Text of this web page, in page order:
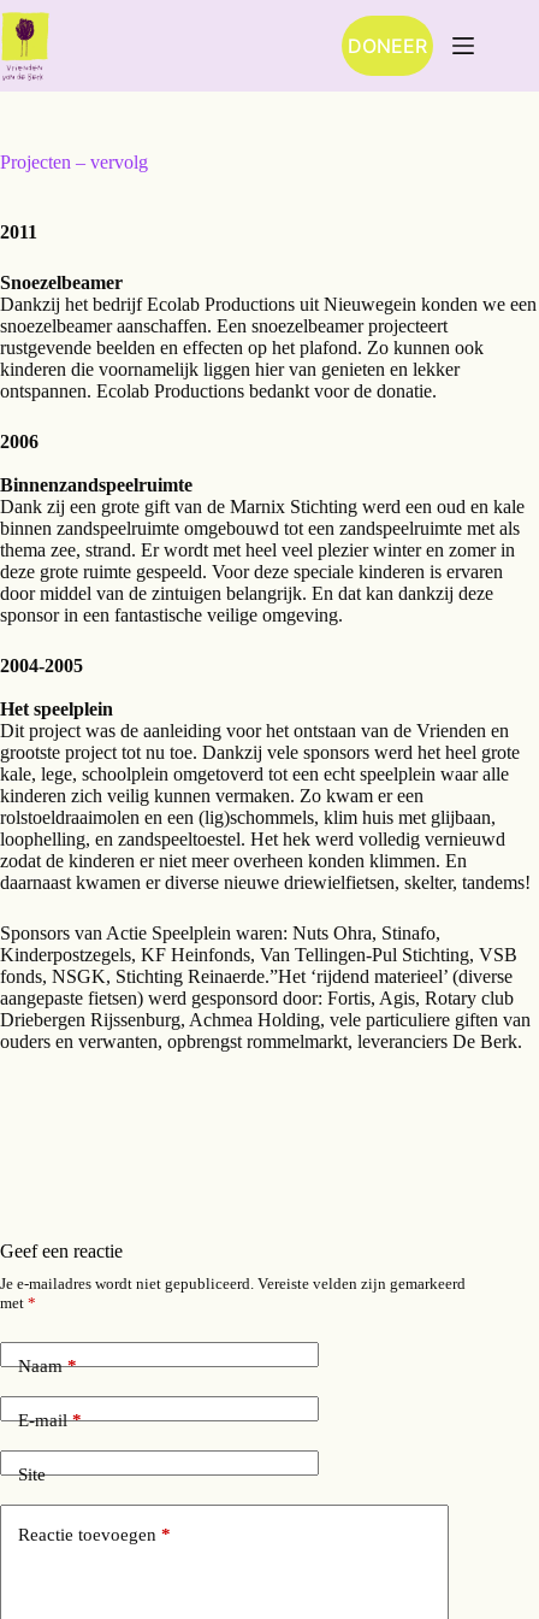
Ga
naar
de
inhoud
DONEER
Projecten – vervolg
2011
Snoezelbeamer
Dankzij het bedrijf Ecolab Productions uit Nieuwegein konden we een
snoezelbeamer aanschaffen. Een snoezelbeamer projecteert
rustgevende beelden en effecten op het plafond. Zo kunnen ook
kinderen die voornamelijk liggen hier van genieten en lekker
ontspannen. Ecolab Productions bedankt voor de donatie.
2006
Binnenzandspeelruimte
Dank zij een grote gift van de Marnix Stichting werd een oud en kale
binnen zandspeelruimte omgebouwd tot een zandspeelruimte met als
thema zee, strand. Er wordt met heel veel plezier winter en zomer in
deze grote ruimte gespeeld. Voor deze speciale kinderen is ervaren
door middel van de zintuigen belangrijk. En dat kan dankzij deze
sponsor in een fantastische veilige omgeving.
2004-2005
Het speelplein
Dit project was de aanleiding voor het ontstaan van de Vrienden en
grootste project tot nu toe. Dankzij vele sponsors werd het heel grote
kale, lege, schoolplein omgetoverd tot een echt speelplein waar alle
kinderen zich veilig kunnen vermaken. Zo kwam er een
rolstoeldraaimolen en een (lig)schommels, klim huis met glijbaan,
loophelling, en zandspeeltoestel. Het hek werd volledig vernieuwd
zodat de kinderen er niet meer overheen konden klimmen. En
daarnaast kwamen er diverse nieuwe driewielfietsen, skelter, tandems!
Sponsors van Actie Speelplein waren: Nuts Ohra, Stinafo,
Kinderpostzegels, KF Heinfonds, Van Tellingen-Pul Stichting, VSB
fonds, NSGK, Stichting Reinaerde.”Het ‘rijdend materieel’ (diverse
aangepaste fietsen) werd gesponsord door: Fortis, Agis, Rotary club
Driebergen Rijssenburg, Achmea Holding, vele particuliere giften van
ouders en verwanten, opbrengst rommelmarkt, leveranciers De Berk.
Geef een reactie
Je e-mailadres wordt niet gepubliceerd. Vereiste velden zijn gemarkeerd
met *
Naam*
E-mail*
Site
Reactie toevoegen *